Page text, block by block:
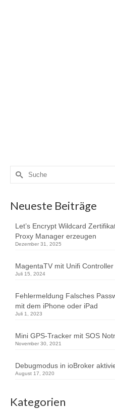
Suche
nach:
Neueste Beiträge
Let’s Encrypt Wildcard
Proxy Manager erzeugen
Dezember 31, 2025
MagentaTV mit Unifi
Juli 15, 2024
Fehlermeldung Falsches
mit dem iPhone oder iPad
Juli 1, 2023
Mini GPS-Tracker mit SOS
November 30, 2021
Debugmodus in ioBroker
August 17, 2020
Kategorien